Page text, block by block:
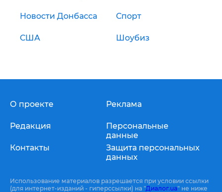
Новости Донбасса Спорт
США Шоубиз
О проекте
Редакция
Контакты
Реклама
Персональные
данные
Защита персональных
данных
Использование материалов разрешается при условии ссылки
(для интернет-изданий - гиперссылки) на "Диалог.ua" не ниже